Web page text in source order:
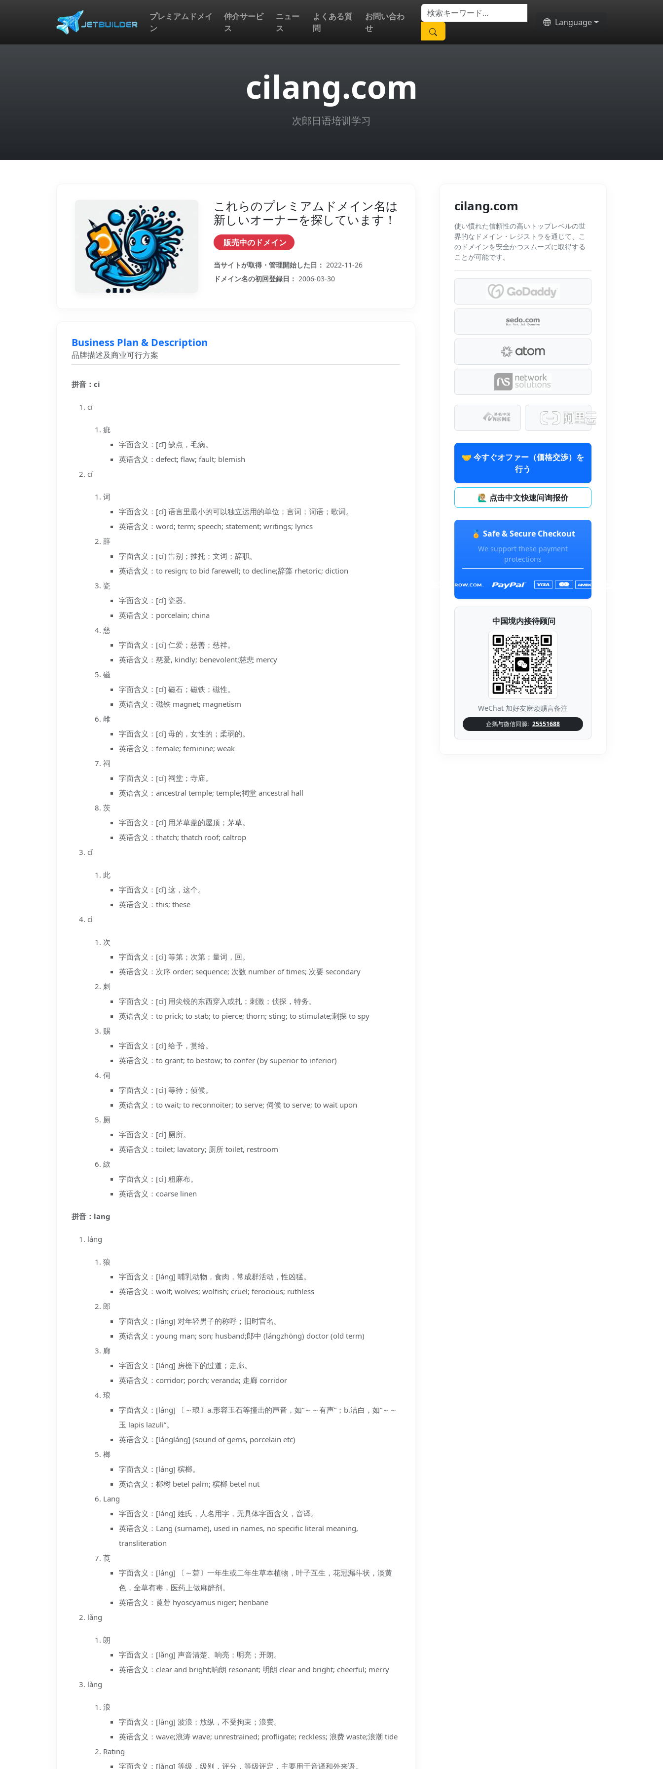
プレミアムドメイ
ン
仲介サービ
ス
ニュー
ス
よくある質
問
お問い合わ
せ
Language
cilang.com
次郎日语培训学习
これらのプレミアムドメイン名は
新しいオーナーを探しています！
販売中のドメイン
当サイトが取得・管理開始した日： 2022-11-26
ドメイン名の初回登録日： 2006-03-30
Business Plan & Description
品牌描述及商业可行方案
拼音：ci
cī
疵
字面含义：[cī] 缺点，毛病。
英语含义：defect; flaw; fault; blemish
cí
词
字面含义：[cí] 语言里最小的可以独立运用的单位；言词；词语；歌词。
英语含义：word; term; speech; statement; writings; lyrics
辞
字面含义：[cí] 告别；推托；文词；辞职。
英语含义：to resign; to bid farewell; to decline;辞藻 rhetoric; diction
瓷
字面含义：[cí] 瓷器。
英语含义：porcelain; china
慈
字面含义：[cí] 仁爱；慈善；慈祥。
英语含义：慈爱, kindly; benevolent;慈悲 mercy
磁
字面含义：[cí] 磁石；磁铁；磁性。
英语含义：磁铁 magnet; magnetism
雌
字面含义：[cí] 母的，女性的；柔弱的。
英语含义：female; feminine; weak
祠
字面含义：[cí] 祠堂；寺庙。
英语含义：ancestral temple; temple;祠堂 ancestral hall
茨
字面含义：[cí] 用茅草盖的屋顶；茅草。
英语含义：thatch; thatch roof; caltrop
cǐ
此
字面含义：[cǐ] 这，这个。
英语含义：this; these
cì
次
字面含义：[cì] 等第；次第；量词，回。
英语含义：次序 order; sequence; 次数 number of times; 次要 secondary
刺
字面含义：[cì] 用尖锐的东西穿入或扎；刺激；侦探，特务。
英语含义：to prick; to stab; to pierce; thorn; sting; to stimulate;刺探 to spy
赐
字面含义：[cì] 给予，赏给。
英语含义：to grant; to bestow; to confer (by superior to inferior)
伺
字面含义：[cì] 等待；侦候。
英语含义：to wait; to reconnoiter; to serve; 伺候 to serve; to wait upon
厕
字面含义：[cì] 厕所。
英语含义：toilet; lavatory; 厕所 toilet, restroom
絘
字面含义：[cì] 粗麻布。
英语含义：coarse linen
拼音：lang
láng
狼
字面含义：[láng] 哺乳动物，食肉，常成群活动，性凶猛。
英语含义：wolf; wolves; wolfish; cruel; ferocious; ruthless
郎
字面含义：[láng] 对年轻男子的称呼；旧时官名。
英语含义：young man; son; husband;郎中 (lángzhōng) doctor (old term)
廊
字面含义：[láng] 房檐下的过道；走廊。
英语含义：corridor; porch; veranda; 走廊 corridor
琅
字面含义：[láng] 〔～琅〕a.形容玉石等撞击的声音，如“～～有声”；b.洁白，如“～～
玉 lapis lazuli”。
英语含义：[lángláng] (sound of gems, porcelain etc)
榔
字面含义：[láng] 槟榔。
英语含义：榔树 betel palm; 槟榔 betel nut
Lang
字面含义：[láng] 姓氏，人名用字，无具体字面含义，音译。
英语含义：Lang (surname), used in names, no specific literal meaning,
transliteration
莨
字面含义：[láng] 〔～菪〕一年生或二年生草本植物，叶子互生，花冠漏斗状，淡黄
色，全草有毒，医药上做麻醉剂。
英语含义：莨菪 hyoscyamus niger; henbane
lǎng
朗
字面含义：[lǎng] 声音清楚、响亮；明亮；开朗。
英语含义：clear and bright;响朗 resonant; 明朗 clear and bright; cheerful; merry
làng
浪
字面含义：[làng] 波浪；放纵，不受拘束；浪费。
英语含义：wave;浪涛 wave; unrestrained; profligate; reckless; 浪费 waste;浪潮 tide
Rating
字面含义：[làng] 等级，级别，评分，等级评定，主要用于音译和外来语。
cilang.com
使い慣れた信頼性の高いトップレベルの世
界的なドメイン・レジストラを通じて、こ
のドメインを安全かつスムーズに取得する
ことが可能です。
🤝 今すぐオファー（価格交渉）を
行う
🙋🏼‍♂️ 点击中文快速问询报价
🏅 Safe & Secure Checkout
We support these payment
protections
中国境内接待顾问
WeChat 加好友麻烦赐言备注
企鹅与微信同源: 25551688